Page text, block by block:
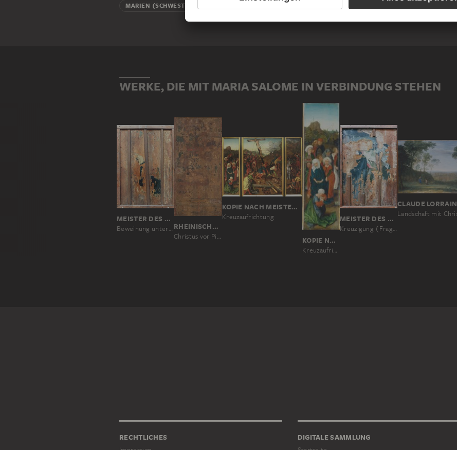
MARIEN (SCHWESTERN DER GOTTESMUTTER) Personengruppe
WERKE, DIE MIT MARIA SALOME IN VERBINDUNG STEHEN
MEISTER DES PFULLENDORFER ALTARS, BARTHOLOMÄUS ZEITBLOM; WERKSTATT ?
Beweinung unter dem Kreuz (Fragment) RHEINISCHER MEISTER UM 1330
Christus vor Pilatus, Beweinung, weibliche Heilige und hl. Bischof (Augustinus?) (Malfläche stark beschädigt)
KOPIE NACH MEISTER DES STÖTTERITZER ALTARS
Kreuzaufrichtung
KOPIE NACH MEISTER DES STÖTTERITZER ALTARS
Kreuzaufrichtung
MEISTER DES PFULLENDORFER ALTARS, BARTHOLOMÄUS ZEITBLOM; WERKSTATT ?
Kreuzigung (Fragment)
CLAUDE LORRAIN
RECHTLICHES DIGITALE SAMMLUNG